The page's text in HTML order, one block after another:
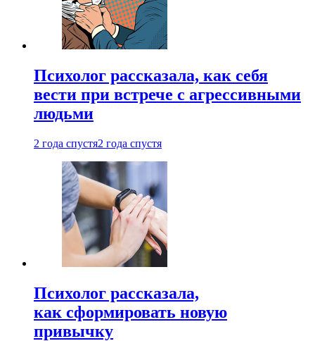
Психолог рассказала, как себя
вести при встрече с агрессивными
людьми
2 года спустя2 года спустя
Психолог рассказала,
как сформировать новую
привычку